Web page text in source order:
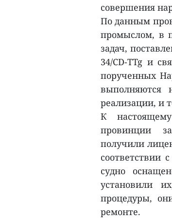
совершения
По данным
промыслом, в
задач,
34/CD-TTg и
порученных
выполняются
реализации, и
К
провинции
получили
соответствии
судно
установили
процедуры,
ремонте.